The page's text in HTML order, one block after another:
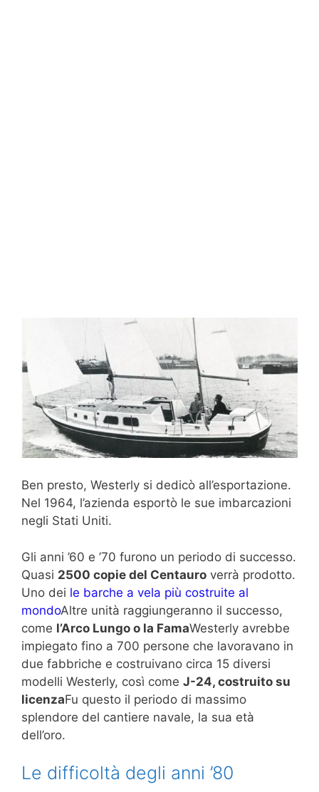
Ben presto, Westerly si dedicò all’esportazione.
Nel 1964, l’azienda esportò le sue imbarcazioni
negli Stati Uniti.
Gli anni ’60 e ’70 furono un periodo di successo.
Quasi 2500 copie del Centauro verrà prodotto.
Uno dei le barche a vela più costruite al
mondoAltre unità raggiungeranno il successo,
come l’Arco Lungo o la FamaWesterly avrebbe
impiegato fino a 700 persone che lavoravano in
due fabbriche e costruivano circa 15 diversi
modelli Westerly, così come J-24, costruito su
licenzaFu questo il periodo di massimo
splendore del cantiere navale, la sua età
dell’oro.
Le difficoltà degli anni ’80